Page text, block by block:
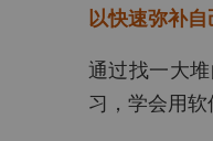
以快速弥补自
通过找一大
习，学会用